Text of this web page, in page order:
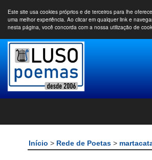
Este site usa cookies próprios e de terceiros para lhe
uma melhor experiência. Ao clicar em qualquer link e
nesta página, você concorda com a nossa utilização de
Início > Rede de Poetas >